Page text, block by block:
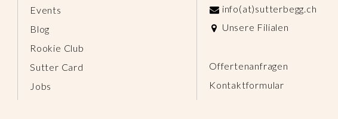
Events
Blog
Rookie Club
Sutter Card
Jobs
info(at)sutterbegg.ch
Unsere Filialen
Offertenanfragen
Kontaktformular